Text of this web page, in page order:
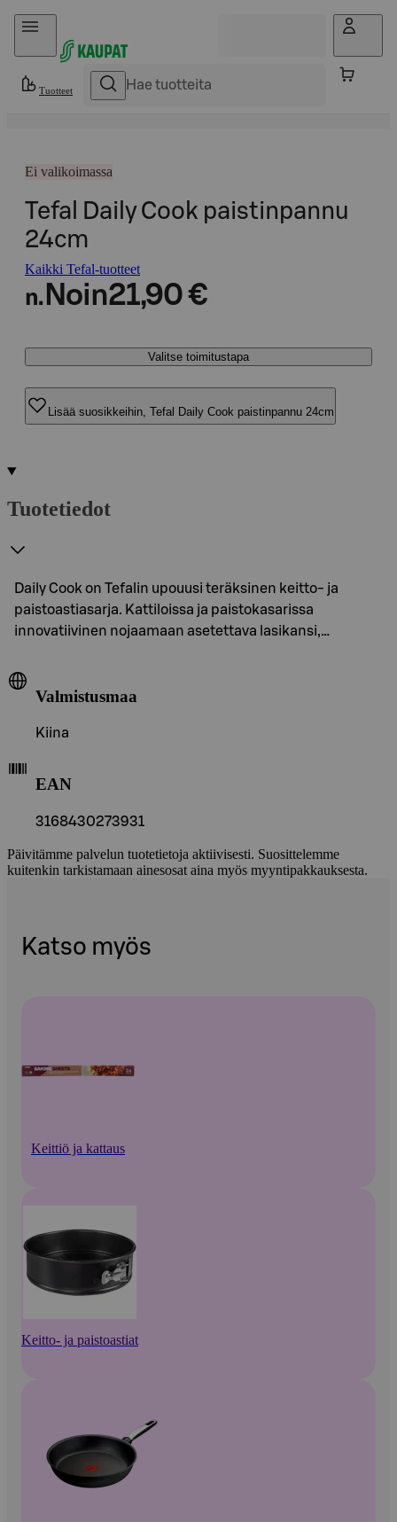
Hyppää sisältöön
Tuotteet
Ei valikoimassa
Tefal Daily Cook paistinpannu
24cm
Kaikki Tefal-tuotteet
n. Noin21,90 €
Valitse toimitustapa
Lisää suosikkeihin, Tefal Daily Cook paistinpannu 24cm
Tuotetiedot
Daily Cook on Tefalin upouusi teräksinen keitto- ja
paistoastiasarja. Kattiloissa ja paistokasarissa
innovatiivinen nojaamaan asetettava lasikansi,…
Valmistusmaa
Kiina
EAN
3168430273931
Päivitämme palvelun tuotetietoja aktiivisesti. Suosittelemme
kuitenkin tarkistamaan ainesosat aina myös myyntipakkauksesta.
Katso myös
Keittiö ja kattaus
Keitto- ja paistoastiat